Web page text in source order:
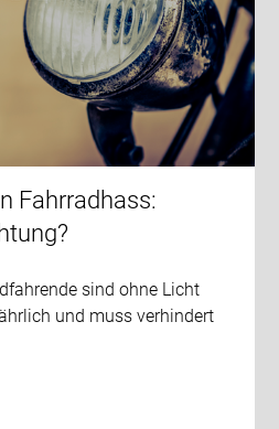
Fahrradhass:
sind ohne Licht
und muss verhindert